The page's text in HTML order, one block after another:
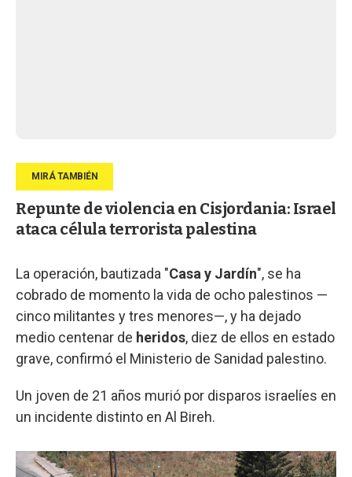
Repunte de violencia en Cisjordania: Israel
ataca célula terrorista palestina
La operación, bautizada "Casa y Jardín", se ha
cobrado de momento la vida de ocho palestinos —
cinco militantes y tres menores—, y ha dejado
medio centenar de heridos, diez de ellos en estado
grave, confirmó el Ministerio de Sanidad palestino.
Un joven de 21 años murió por disparos israelíes en
un incidente distinto en Al Bireh.